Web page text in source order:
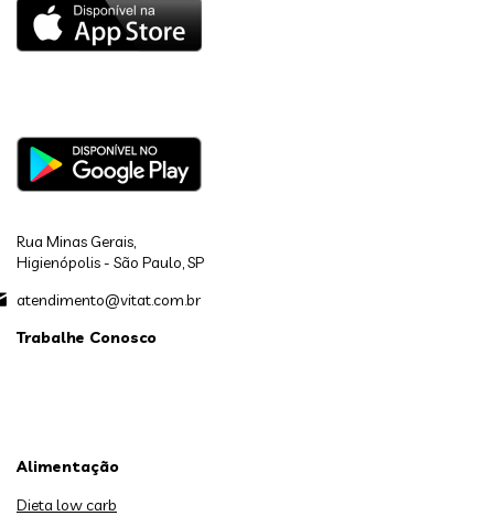
Rua Minas Gerais,
Higienópolis - São Paulo, SP
atendimento@vitat.com.br
Trabalhe Conosco
Alimentação
Dieta low carb